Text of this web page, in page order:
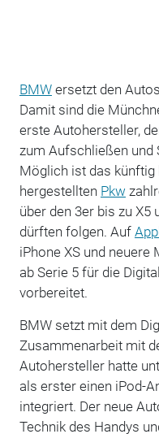
BMWersetzt den
Damit sind die
erste Autohersteller,
zum Aufschließen und
Möglich ist das künftig
hergestellten Pkw
über den 3er bis zu X5
dürften folgen. Auf
iPhone XS und
ab Serie 5 für die
vorbereitet.
BMW setzt mit dem
Zusammenarbeit mit
Autohersteller hatte
als erster einen iPod-
integriert. Der neue
Technik des Handys